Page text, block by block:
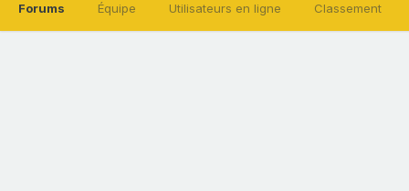
Forums Équipe Utilisateurs en ligne Classement